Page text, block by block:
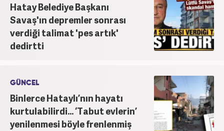
Hatay Belediye Başkanı
Savaş'ın depremler sonrası
verdiği talimat 'pes artık'
dedirtti
GÜNCEL
Binlerce Hataylı’nın hayatı
kurtulabilirdi... ‘Tabut evlerin’
yenilenmesi böyle frenlenmiş